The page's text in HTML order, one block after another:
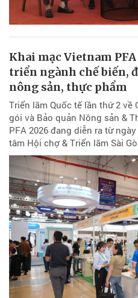
Khai mạc Vietnam
triển ngành chế biến,
nông sản, thực phẩm
Triển lãm Quốc tế lần thứ 2 về
gói và Bảo quản Nông sản &
PFA 2026 đang diễn ra từ
tâm Hội chợ & Triển lãm Sài